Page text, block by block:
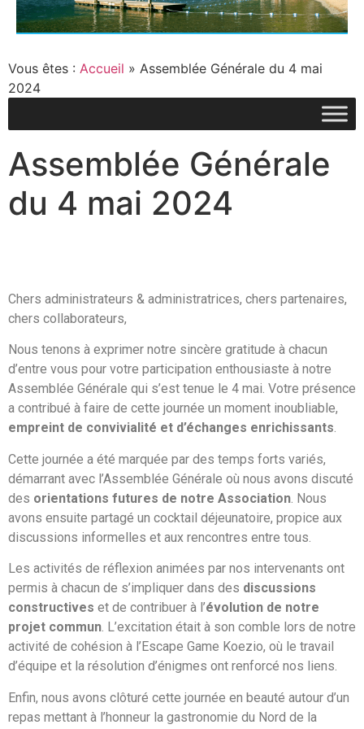
Vous êtes : Accueil » Assemblée Générale du 4 mai
2024
Assemblée Générale
du 4 mai 2024
Chers administrateurs & administratrices, chers partenaires,
chers collaborateurs,
Nous tenons à exprimer notre sincère gratitude à chacun
d’entre vous pour votre participation enthousiaste à notre
Assemblée Générale qui s’est tenue le 4 mai. Votre présence
a contribué à faire de cette journée un moment inoubliable,
empreint de convivialité et d’échanges enrichissants.
Cette journée a été marquée par des temps forts variés,
démarrant avec l’Assemblée Générale où nous avons discuté
des orientations futures de notre Association . Nous
avons ensuite partagé un cocktail déjeunatoire, propice aux
discussions informelles et aux rencontres entre tous.
Les activités de réflexion animées par nos intervenants ont
permis à chacun de s’impliquer dans des discussions
constructives et de contribuer à l’évolution de notre
projet commun. L’excitation était à son comble lors de notre
activité de cohésion à l’Escape Game Koezio, où le travail
d’équipe et la résolution d’énigmes ont renforcé nos liens.
Enfin, nous avons clôturé cette journée en beauté autour d’un
repas mettant à l’honneur la gastronomie du Nord de la